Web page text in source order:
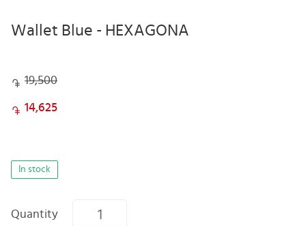
Wallet Blue - HEXAGONA
19,500
14,625
In stock
Quantity